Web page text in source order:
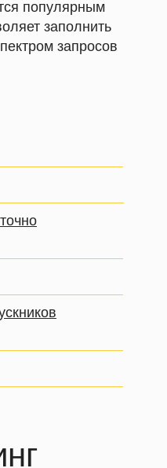
популярным
заполнить
запросов